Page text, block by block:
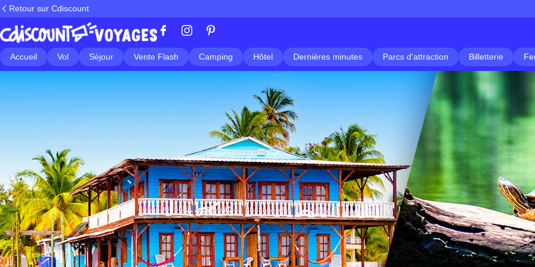
Retour sur Cdiscount
Accueil Vol Séjour Vente Flash Camping Hôtel Dernières minutes Parcs d'attraction Billetterie